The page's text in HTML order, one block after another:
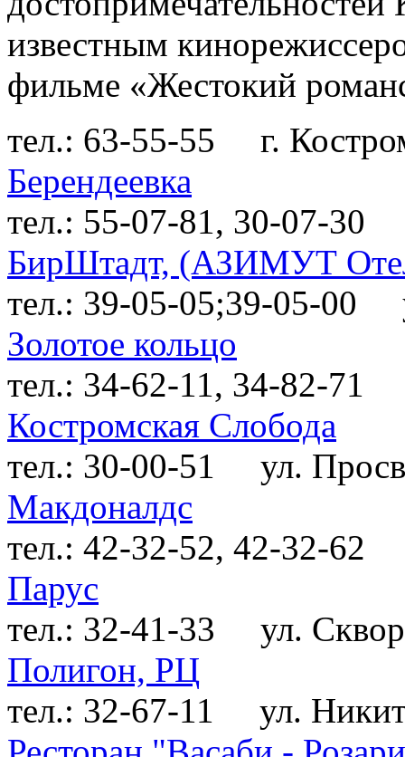
известным
фильме «Жестокий
тел.: 63-55-55
г.
Берендеевка
тел.: 55-07-81, 30-07-30
БирШтадт, (АЗИМУТ
тел.: 39-05-05;39-05-00
Золотое кольцо
тел.: 34-62-11, 34-82-71
Костромская Слобода
тел.: 30-00-51
ул.
Макдоналдс
тел.: 42-32-52, 42-32-62
Парус
тел.: 32-41-33
ул.
Полигон, РЦ
тел.: 32-67-11
ул.